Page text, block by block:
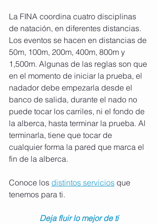
La FINA coordina cuatro disciplinas
de natación, en diferentes distancias.
Los eventos se hacen en distancias de
50m, 100m, 200m, 400m, 800m y
1,500m. Algunas de las reglas son que
en el momento de iniciar la prueba, el
nadador debe empezarla desde el
banco de salida, durante el nado no
puede tocar los carriles, ni el fondo de
la alberca, hasta terminar la prueba. Al
terminarla, tiene que tocar de
cualquier forma la pared que marca el
fin de la alberca.
Conoce los distintos servicios que
tenemos para ti.
Deja fluir lo mejor de ti